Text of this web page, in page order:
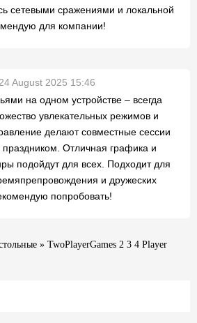
сетевыми сражениями и локальной
для компании!
24 August 2025 15:46
на одном устройстве – всегда
увлекательных режимов и
делают совместные сессии
Отличная графика и
подойдут для всех. Подходит для
и дружеских
попробовать!
» TwoPlayerGames 2 3 4 Player